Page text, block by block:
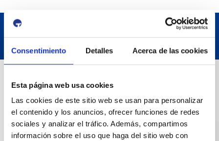
Consentimiento Detalles Acerca de las cookies
Esta página web usa cookies
Las cookies de este sitio web se usan para personalizar
el contenido y los anuncios, ofrecer funciones de redes
sociales y analizar el tráfico. Además, compartimos
información sobre el uso que haga del sitio web con
Dirección
Passeig de l'Escullera s/n, 43004 Tarragona